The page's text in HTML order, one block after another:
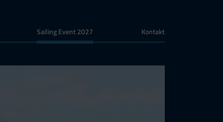
Sailing Event 2027 Kontakt